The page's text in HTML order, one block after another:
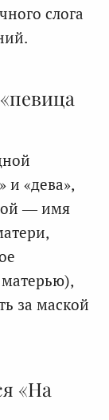
слога
и «дева»,
— имя
за маской
«На